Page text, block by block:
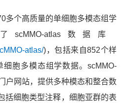
多个高质量的单细胞多模态组学
atlas数据库
atlas/)，包括来自852个样
细胞多模态组学数据。scMMO-
户网站，提供多种模态和整合数
括细胞类型注释，细胞亚群的表